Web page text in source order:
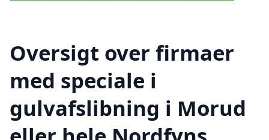
Oversigt over firmaer
med speciale i
gulvafslibning i Morud